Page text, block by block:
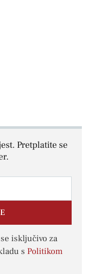
Pretplatite se
isključivo za
s Politikom